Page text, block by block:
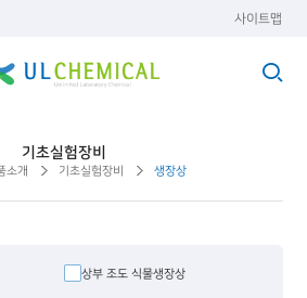
사이트맵
기초실험장비
소개 기초실험장비 생장상
상부 조도 식물생장상